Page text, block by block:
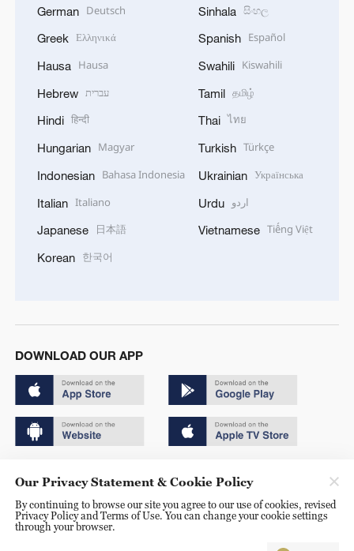
German Deutsch
Greek Ελληνικά
Hausa Hausa
Hebrew עברית
Hindi हिन्दी
Hungarian Magyar
Indonesian Bahasa Indonesia
Italian Italiano
Japanese 日本語
Korean 한국어
Sinhala සිංහල
Spanish Español
Swahili Kiswahili
Tamil தமிழ்
Thai ไทย
Turkish Türkçe
Ukrainian Українська
Urdu اردو
Vietnamese Tiếng Việt
DOWNLOAD OUR APP
京ICP备20000184号
京公网安备 11010502050052号
Our Privacy Statement & Cookie Policy
By continuing to browse our site you agree to our use of cookies, revised
Privacy Policy and Terms of Use. You can change your cookie settings
through your browser.